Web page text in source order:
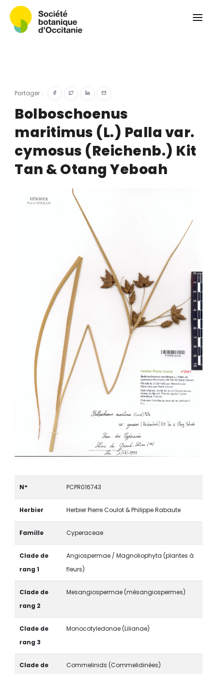
Herbier PCPR
Ressources
Actualités et calendrier
Contact
Partager :
Bolboschoenus
maritimus (L.) Palla var.
cymosus (Reichenb.) Kit
Tan & Otang Yeboah
N° PCPR016743
Herbier Herbier Pierre Coulot & Philippe Rabaute
Famille Cyperaceae
Clade de
rang 1
Angiospermae / Magnoliophyta (plantes à
fleurs)
Clade de
rang 2
Mesangiospermae (mésangiospermes)
Clade de
rang 3
Monocotyledonae (Lilianae)
Clade de
Commelinids (Commelidinées)